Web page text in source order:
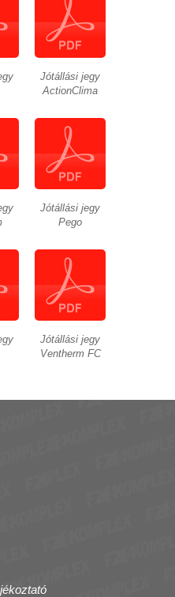
Jótállási jegy
ActionClima
Jótállási jegy
Pego
Jótállási jegy
Ventherm FC